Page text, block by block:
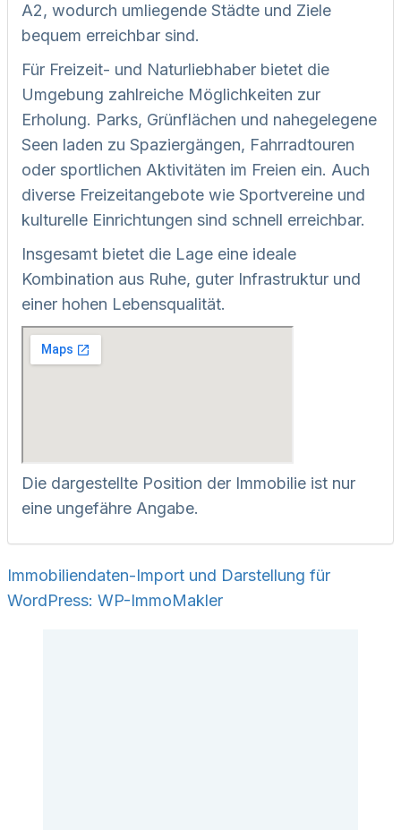
A2, wodurch umliegende Städte und Ziele
bequem erreichbar sind.
Für Freizeit- und Naturliebhaber bietet die
Umgebung zahlreiche Möglichkeiten zur
Erholung. Parks, Grünflächen und nahegelegene
Seen laden zu Spaziergängen, Fahrradtouren
oder sportlichen Aktivitäten im Freien ein. Auch
diverse Freizeitangebote wie Sportvereine und
kulturelle Einrichtungen sind schnell erreichbar.
Insgesamt bietet die Lage eine ideale
Kombination aus Ruhe, guter Infrastruktur und
einer hohen Lebensqualität.
Die dargestellte Position der Immobilie ist nur
eine ungefähre Angabe.
Immobiliendaten-Import und Darstellung für
WordPress: WP-ImmoMakler